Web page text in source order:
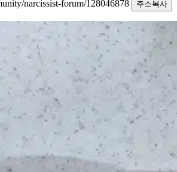
narcissist-forum/128046878 주소복사